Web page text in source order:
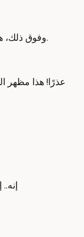
وفوق ذلك، هي غبية وغريبة المظهر. أظننا كلنا غريبي المظهر.
عذرًا! هذا مظهر